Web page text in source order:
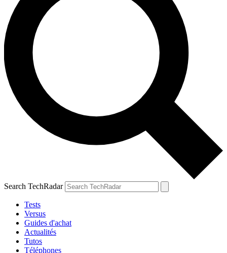
Search TechRadar
Tests
Versus
Guides d'achat
Actualités
Tutos
Téléphones